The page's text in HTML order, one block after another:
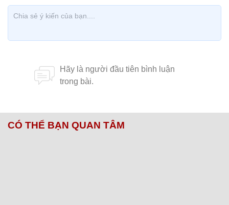
CÓ THỂ BẠN QUAN TÂM